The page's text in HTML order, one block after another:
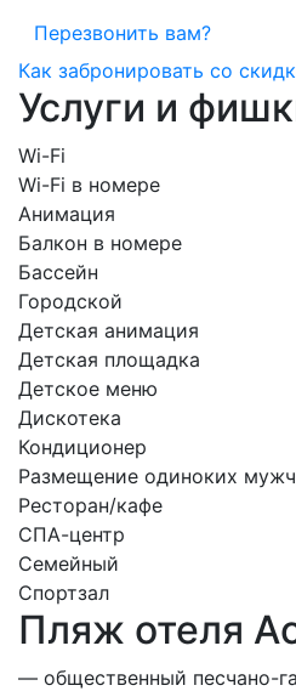
Перезвонить вам?
Как забронировать со
Услуги и
Wi-Fi
Wi-Fi в номере
Анимация
Балкон в номере
Бассейн
Городской
Детская анимация
Детская площадка
Детское меню
Дискотека
Кондиционер
Размещение одиноких
Ресторан/кафе
СПА-центр
Семейный
Спортзал
Пляж отеля
— общественный песчано-